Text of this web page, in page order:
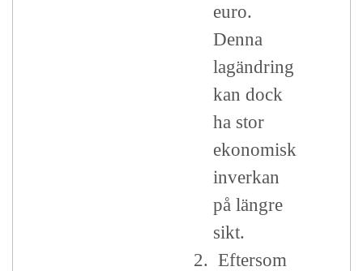
euro.
Denna
lagändring
kan dock
ha stor
ekonomisk
inverkan
på längre
sikt.
2. Eftersom